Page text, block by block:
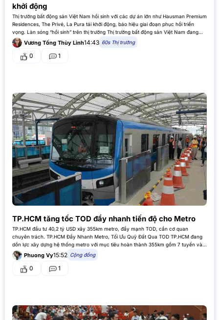
khởi động
Thị trường bất động sản Việt Nam hồi sinh với các dự án lớn như Hausman Premium
Residences, The Privé, La Pura tái khởi động, báo hiệu giai đoạn phục hồi triển
vọng. Làn sóng “hồi sinh” trên thị trường Thị trường bất động sản Việt Nam đang
chứng kiến…
Vương Tống Thùy Linh14:43 60s Thị trường
0 1
TP.HCM tăng tốc TOD đẩy nhanh tiến độ cho Metro
TP.HCM đầu tư 40,2 tỷ USD xây 355km metro, đẩy mạnh TOD, cần cơ quan
chuyên trách. TP.HCM Đẩy Nhanh Metro, Tối Ưu Quỹ Đất Qua TOD TP.HCM đang
dồn lực xây dựng hệ thống metro với mục tiêu hoàn thành 355km gồm 7 tuyến vào
năm 2035, tổng vốn…
Phuong Vy15:52 Cộng đồng
0 1